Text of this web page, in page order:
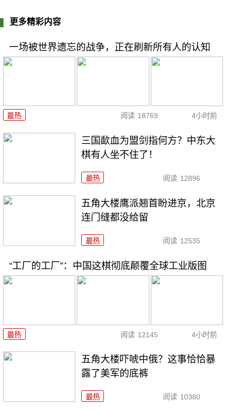
更多精彩内容
一场被世界遗忘的战争，正在刷新所有人的认知
最热 阅读 18769 4小时前
三国歃血为盟剑指何方？中东大
棋有人坐不住了！
最热 阅读 12896
五角大楼鹰派翘首盼进京，北京
连门缝都没给留
最热 阅读 12535
“工厂的工厂”：中国这棋彻底颠覆全球工业版图
最热 阅读 12145 4小时前
五角大楼吓唬中俄？这事恰恰暴
露了美军的底裤
最热 阅读 10380